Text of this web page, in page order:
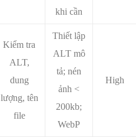
khi cần
Kiểm tra
ALT,
dung
lượng, tên
file
Thiết lập
ALT mô
tả; nén
ảnh <
200kb;
WebP
High